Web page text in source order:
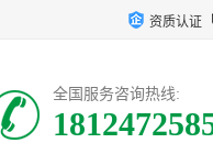
资质认证
全国服务咨询热线: